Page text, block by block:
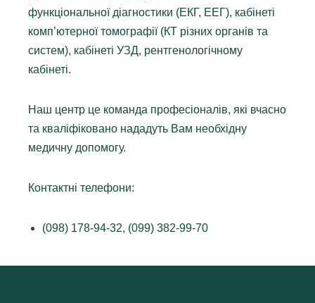
функціональної діагностики (ЕКГ, ЕЕГ), кабінеті
комп’ютерної томографії (КТ різних органів та
систем), кабінеті УЗД, рентгенологічному
кабінеті.
Наш центр це команда професіоналів, які вчасно
та кваліфіковано нададуть Вам необхідну
медичну допомогу.
Контактні телефони:
(098) 178-94-32, (099) 382-99-70